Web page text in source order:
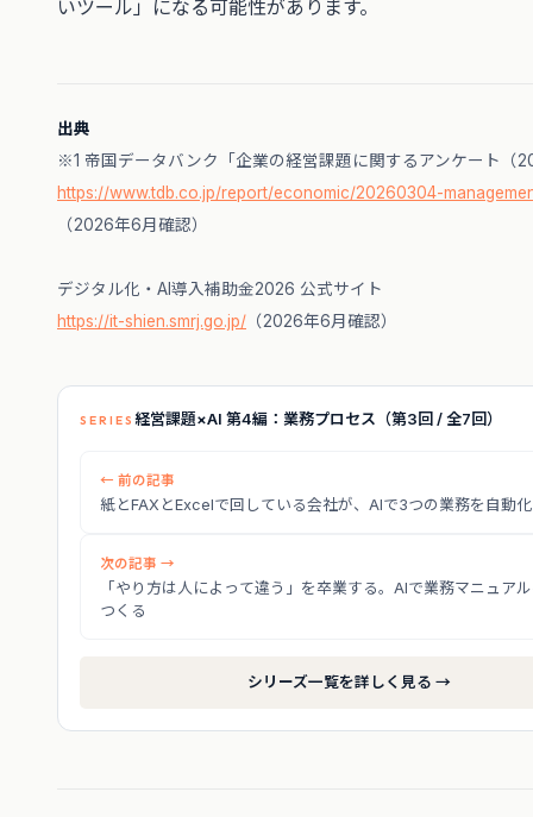
いツール」になる可能性があります。
出典
※1 帝国データバンク「企業の経営課題に関するアンケート（
https://www.tdb.co.jp/report/economic/20260304-
（2026年6月確認）
デジタル化・AI導入補助金2026 公式サイト
https://it-shien.smrj.go.jp/ （2026年6月確認）
SERIES 経営課題×AI 第4編：業務プロセス（第3回 / 全7回）
← 前の記事
紙とFAXとExcelで回している会社が、AIで3つの業務を自動
次の記事 →
「やり方は人によって違う」を卒業する。AIで業務マニュア
つくる
シリーズ一覧を詳しく見る →